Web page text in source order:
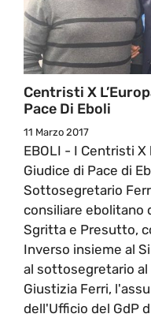
Centristi X
Pace Di Eboli
11 Marzo 2017
EBOLI - I Centristi
Giudice di Pace di
Sottosegretario
consiliare ebolitano
Sgritta e Presutto,
Inverso insieme al
al sottosegretario al
Giustizia Ferri,
dell'Ufficio del GdP